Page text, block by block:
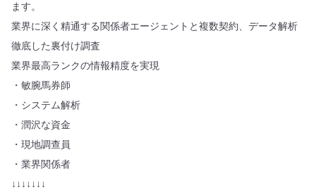
ます。
業界に深く精通する関係者エージェントと複数契約、データ解析
徹底した裏付け調査
業界最高ランクの情報精度を実現
・敏腕馬券師
・システム解析
・潤沢な資金
・現地調查員
・業界関係者
↓↓↓↓↓↓↓